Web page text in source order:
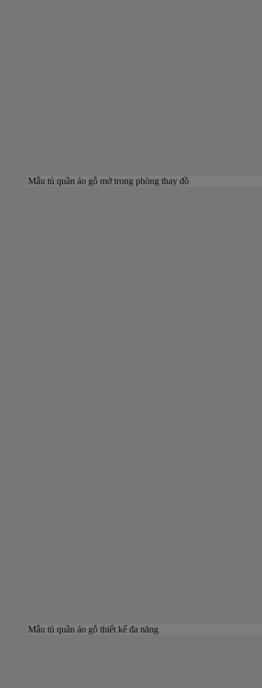
Mẫu tủ quần áo gỗ mở trong phòng thay đồ
Mẫu tủ quần áo gỗ thiết kế đa năng